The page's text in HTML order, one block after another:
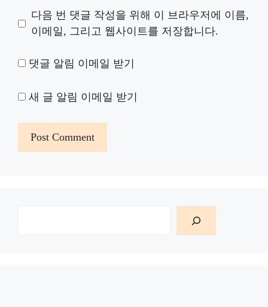
다음 번 댓글 작성을 위해 이 브라우저에 이름,
이메일, 그리고 웹사이트를 저장합니다.
댓글 알림 이메일 받기
새 글 알림 이메일 받기